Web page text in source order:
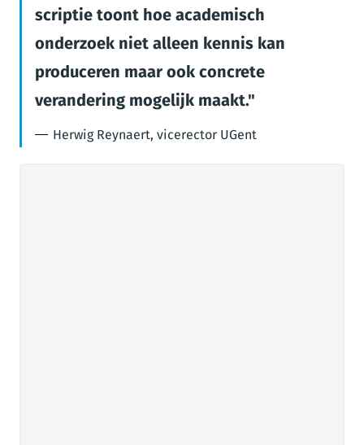
scriptie toont hoe academisch
onderzoek niet alleen kennis kan
produceren maar ook concrete
verandering mogelijk maakt.
Herwig Reynaert, vicerector UGent